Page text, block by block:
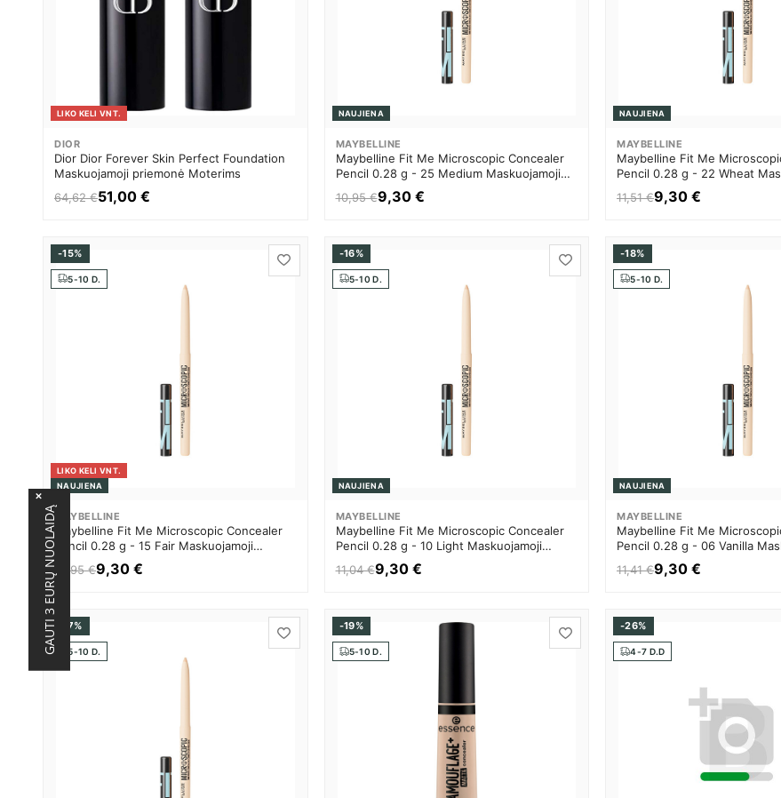
LIKO KELI VNT.
DIOR
Dior Dior Forever Skin Perfect Foundation
Maskuojamoji priemonė Moterims
64,62 €51,00 €
NAUJIENA
MAYBELLINE
Maybelline Fit Me Microscopic Concealer
Pencil 0.28 g - 25 Medium Maskuojamoji
priemonė Moterims
10,95 €9,30 €
NAUJIENA
MAYBELLINE
Maybelline Fit Me
Pencil 0.28 g - 22 Wheat
priemonė Moterims
11,51 €9,30 €
-15%
5-10 D.
LIKO KELI VNT.
NAUJIENA
MAYBELLINE
Maybelline Fit Me Microscopic Concealer
Pencil 0.28 g - 15 Fair Maskuojamoji
priemonė Moterims
10,95 €9,30 €
-16%
5-10 D.
NAUJIENA
MAYBELLINE
Maybelline Fit Me Microscopic Concealer
Pencil 0.28 g - 10 Light Maskuojamoji
priemonė Moterims
11,04 €9,30 €
-18%
5-10 D.
NAUJIENA
MAYBELLINE
Maybelline Fit Me
Pencil 0.28 g - 06 Vanilla
priemonė Moterims
11,41 €9,30 €
-17%
5-10 D.
-19%
5-10 D.
-26%
4-7 D.D
3 EURŲ
NUOLAIDA
Užsisakyk mūsų
naujienlaiškį ir gauk
eurų nuolaidą
užsakymui nuo 29
naujienlaiškį apie jūsų
produktus, paslaugas bei
pasiūlymus, kurie man
būti aktualūs.
remiantis ES Bendruoju duomenų
apsaugos reglamentu BDAR 2016/679
(angl. GDPR). Užsiprenumeruodami
naujienlaiškį, jūs sutinkate gauti
reklaminius bei su užsakymu susijusius
GAUTI NUOLAIDĄ